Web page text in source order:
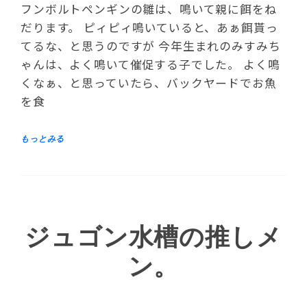
フンボルトペンギンの雛は、鳴いて親に餌をね
だります。 ピィピィ鳴いていると、あぁ餌貰っ
てるな、と思うのですが 今年生まれのみすみち
ゃんは、よく鳴いて催促する子でした。 よく鳴
くなぁ、と思っていたら、バックヤードでお魚
を食
ジュゴン水槽の推しメ
ン。